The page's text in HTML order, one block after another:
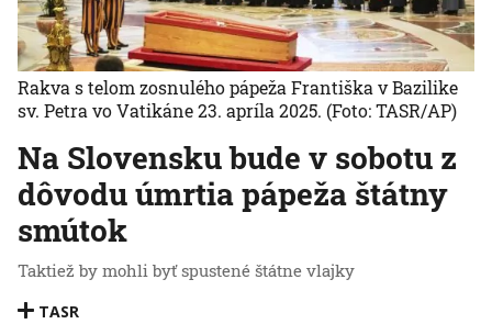
Na Slovensku bude v sobotu z
dôvodu úmrtia pápeža štátny
smútok
Taktiež by mohli byť spustené štátne vlajky
TASR
Rakva s telom zosnulého pápeža Františka v Bazilike
sv. Petra vo Vatikáne 23. apríla 2025. (Foto: TASR/AP)